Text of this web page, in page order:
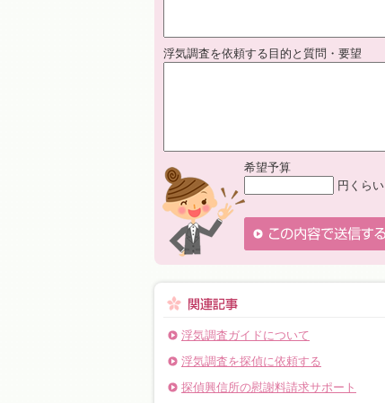
浮気調査を依頼する目的と質問・要望
希望予算
円くらい
浮気調査ガイドについて
浮気調査を探偵に依頼する
探偵興信所の慰謝料請求サポート